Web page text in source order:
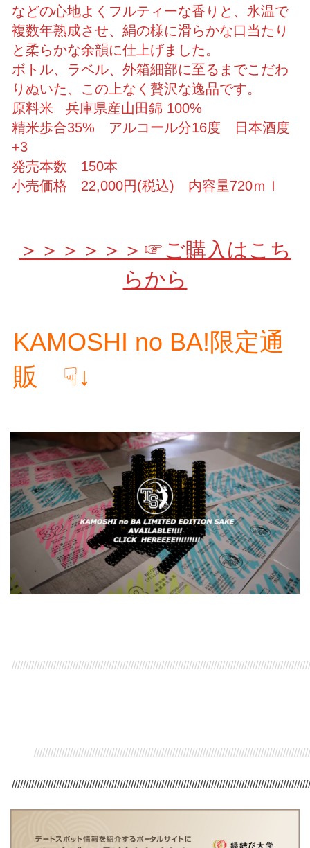
などの心地よくフルティーな香りと、氷温で
複数年熟成させ、絹の様に滑らかな口当たり
と柔らかな余韻に仕上げました。
ボトル、ラベル、外箱細部に至るまでこだわ
りぬいた、この上なく贅沢な逸品です。
原料米 兵庫県産山田錦 100%
精米歩合35% アルコール分16度 日本酒度
+3
発売本数 150本
小売価格 22,000円(税込) 内容量720ｍｌ
＞＞＞＞＞＞☞ご購入はこち
らから
KAMOSHI no BA!限定通
販 ☟↓